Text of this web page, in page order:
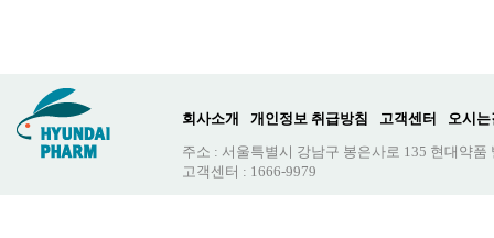
회사소개 개인정보 취급방침 고객센터
오시는
주소 : 서울특별시 강남구 봉은사로 135 현대약품
고객센터 : 1666-9979